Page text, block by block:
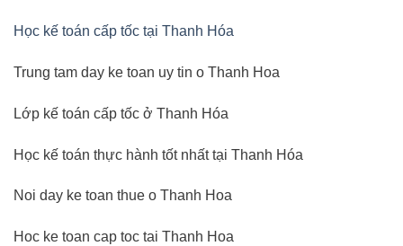
Học kế toán cấp tốc tại Thanh Hóa
Trung tam day ke toan uy tin o Thanh Hoa
Lớp kế toán cấp tốc ở Thanh Hóa
Học kế toán thực hành tốt nhất tại Thanh Hóa
Noi day ke toan thue o Thanh Hoa
Hoc ke toan cap toc tai Thanh Hoa